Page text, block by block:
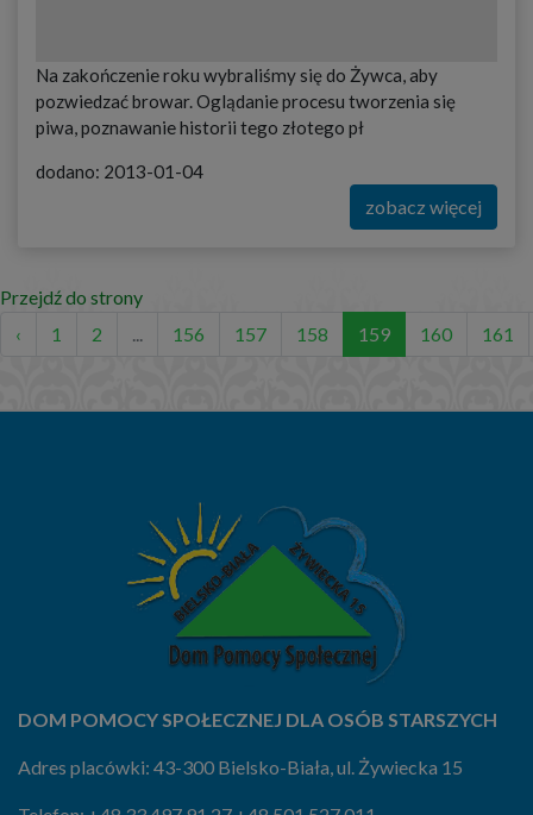
Na zakończenie roku wybraliśmy się do Żywca, aby
pozwiedzać browar. Oglądanie procesu tworzenia się
piwa, poznawanie historii tego złotego pł
dodano: 2013-01-04
zobacz więcej
Przejdź do strony
‹
1 2 ... 156 157 158 159 160 161
DOM POMOCY SPOŁECZNEJ DLA OSÓB STARSZYCH
Adres placówki: 43-300 Bielsko-Biała, ul. Żywiecka 15